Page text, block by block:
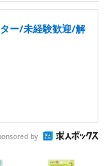
ー/未経験歓迎/解
by